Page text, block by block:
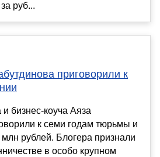
руб...
приговорили к
и бизнес-коуча Аяза
к семи годам тюрьмы и
рублей. Блогера признали
в особо крупном